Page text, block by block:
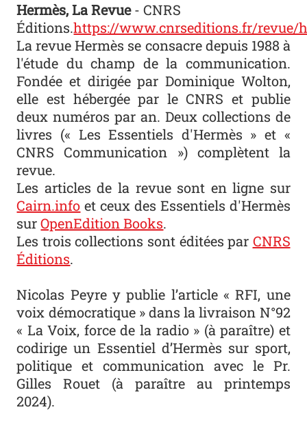
Hermès, La Revue- CNRS
Éditions.https://www.cnrseditions.fr/revue/
La revue Hermès se consacre depuis 1988 à
l'étude du champ de la communication.
Fondée et dirigée par Dominique Wolton,
elle est hébergée par le CNRS et publie
deux numéros par an. Deux collections de
livres (« Les Essentiels d'Hermès » et «
CNRS Communication ») complètent la
revue.
Les articles de la revue sont en ligne sur
Cairn.info et ceux des Essentiels d'Hermès
surOpenEdition Books.
Les trois collections sont éditées par CNRS
Éditions.
Nicolas Peyre y publie l’article « RFI, une
voix démocratique » dans la livraison N°92
« La Voix, force de la radio » (à paraître) et
codirige un Essentield’Hermès sur sport,
politique et communication avec le Pr.
Gilles Rouet (à paraître au printemps
2024).